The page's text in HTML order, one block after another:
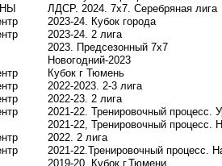
ЛДСР. 2024. 7х7. Серебряная лига
2023-24. Кубок города
2023-24. 2 лига
2023. Предсезонный 7х7
Новогодний-2023
Кубок г Тюмень
2022-2023. 2-3 лига
2022-23. 2 лига
2021-22. Тренировочный процесс.
2021-22, Тренировочный процесс.
2022. 2 лига
2021-22.Тренировочный процесс.
2019-20. Кубок г.Тюмени